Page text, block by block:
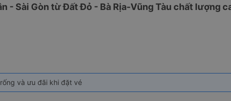
- Sài Gòn từ Đất Đỏ - Bà Rịa-Vũng Tàu chất lượng
và ưu đãi khi đặt vé